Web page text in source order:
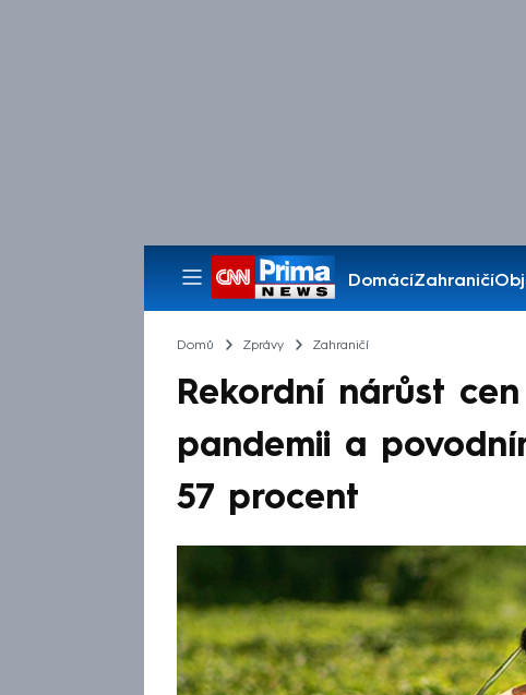
DomácíZahraničí
Pořady
Domů Zprávy Zahraničí
Rekordní nárůst
pandemii a
57 procent